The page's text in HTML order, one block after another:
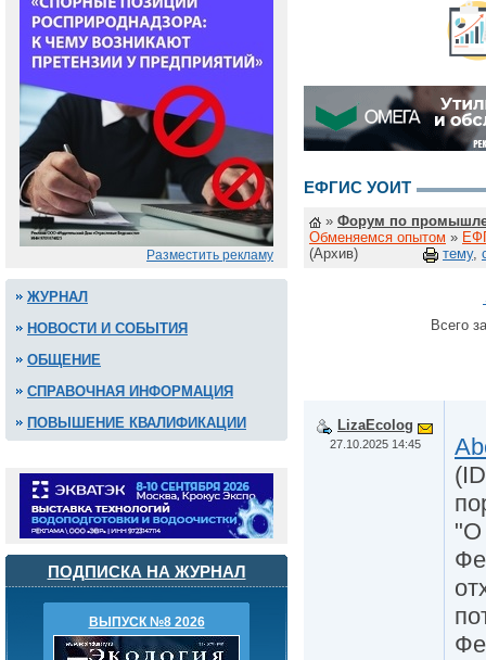
Разместить рекламу
ЖУРНАЛ
НОВОСТИ И СОБЫТИЯ
ОБЩЕНИЕ
СПРАВОЧНАЯ ИНФОРМАЦИЯ
ПОВЫШЕНИЕ КВАЛИФИКАЦИИ
ПОДПИСКА НА ЖУРНАЛ
ВЫПУСК №8 2026
ЕФГИС УОИТ
» Форум по
Обменяемся опытом »
(Архив)
тему,
Всего
LizaEcolog
27.10.2025 14:45
"О